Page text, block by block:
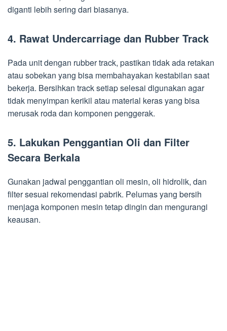
diganti lebih sering dari biasanya.
4. Rawat Undercarriage dan Rubber Track
Pada unit dengan rubber track, pastikan tidak ada retakan
atau sobekan yang bisa membahayakan kestabilan saat
bekerja. Bersihkan track setiap selesai digunakan agar
tidak menyimpan kerikil atau material keras yang bisa
merusak roda dan komponen penggerak.
5. Lakukan Penggantian Oli dan Filter
Secara Berkala
Gunakan jadwal penggantian oli mesin, oli hidrolik, dan
filter sesuai rekomendasi pabrik. Pelumas yang bersih
menjaga komponen mesin tetap dingin dan mengurangi
keausan.